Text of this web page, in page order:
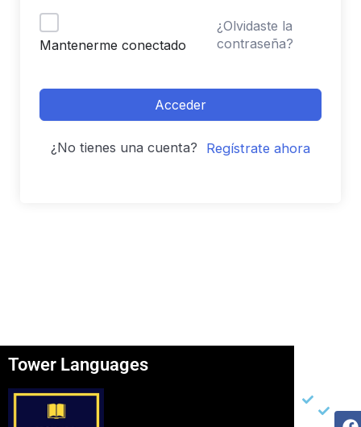
Mantenerme conectado
¿Olvidaste la
contraseña?
Acceder
¿No tienes una cuenta? Regístrate ahora
Tower Languages
F
I
Y